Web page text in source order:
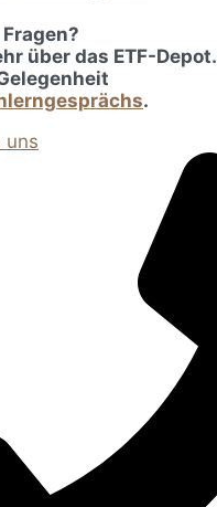
über das ETF-Depot.
.
uns